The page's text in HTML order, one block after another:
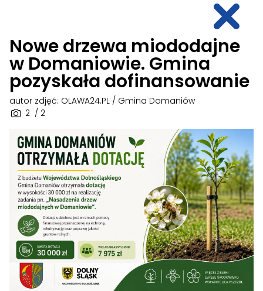
Nowe drzewa miododajne
w Domaniowie. Gmina
pozyskała dofinansowanie
2 / 2
autor zdjęć: OLAWA24.PL / Gmina Domaniów